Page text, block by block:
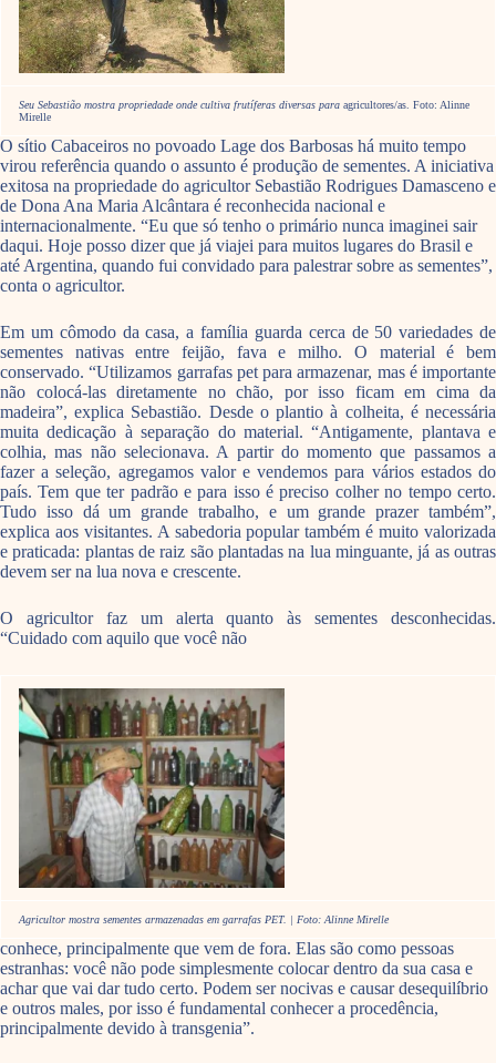
Seu Sebastião mostra propriedade onde cultiva frutíferas diversas para agricultores/as. Foto: Alinne
Mirelle
O sítio Cabaceiros no povoado Lage dos Barbosas há muito tempo
virou referência quando o assunto é produção de sementes. A iniciativa
exitosa na propriedade do agricultor Sebastião Rodrigues Damasceno e
de Dona Ana Maria Alcântara é reconhecida nacional e
internacionalmente. “Eu que só tenho o primário nunca imaginei sair
daqui. Hoje posso dizer que já viajei para muitos lugares do Brasil e
até Argentina, quando fui convidado para palestrar sobre as sementes”,
conta o agricultor.
Em um cômodo da casa, a família guarda cerca de 50 variedades de
sementes nativas entre feijão, fava e milho. O material é bem
conservado. “Utilizamos garrafas pet para armazenar, mas é importante
não colocá-las diretamente no chão, por isso ficam em cima da
madeira”, explica Sebastião. Desde o plantio à colheita, é necessária
muita dedicação à separação do material. “Antigamente, plantava e
colhia, mas não selecionava. A partir do momento que passamos a
fazer a seleção, agregamos valor e vendemos para vários estados do
país. Tem que ter padrão e para isso é preciso colher no tempo certo.
Tudo isso dá um grande trabalho, e um grande prazer também”,
explica aos visitantes. A sabedoria popular também é muito valorizada
e praticada: plantas de raiz são plantadas na lua minguante, já as outras
devem ser na lua nova e crescente.
O agricultor faz um alerta quanto às sementes desconhecidas.
“Cuidado com aquilo que você não
Agricultor mostra sementes armazenadas em garrafas PET. | Foto: Alinne Mirelle
conhece, principalmente que vem de fora. Elas são como pessoas
estranhas: você não pode simplesmente colocar dentro da sua casa e
achar que vai dar tudo certo. Podem ser nocivas e causar desequilíbrio
e outros males, por isso é fundamental conhecer a procedência,
principalmente devido à transgenia”.